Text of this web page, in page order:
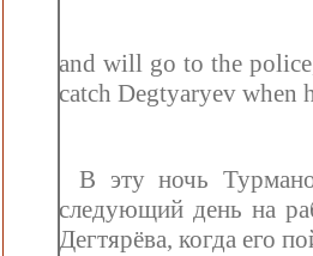
and will go to the
catch Degtyaryev when
В эту ночь
следующий день на
Дегтярёва, когда его